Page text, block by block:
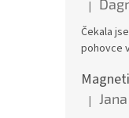
|
Čekala
pohovce
|